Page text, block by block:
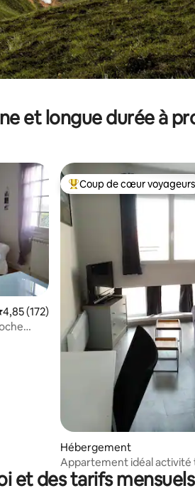
et longue durée à
: 4,75 sur 5
moyenne sur la base de 172
4,85 (172)
Coups de cœur voyageurs
Coup de cœur voyageurs
Hébergement
Appartement idéal activité
ou travail
et des tarifs